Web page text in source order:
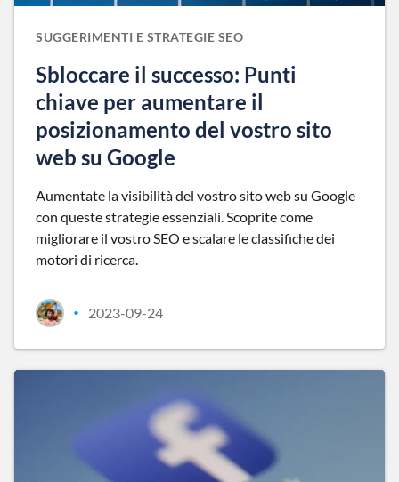
SUGGERIMENTI E STRATEGIE SEO
Sbloccare il successo: Punti
chiave per aumentare il
posizionamento del vostro sito
web su Google
Aumentate la visibilità del vostro sito web su Google
con queste strategie essenziali. Scoprite come
migliorare il vostro SEO e scalare le classifiche dei
motori di ricerca.
• 2023-09-24